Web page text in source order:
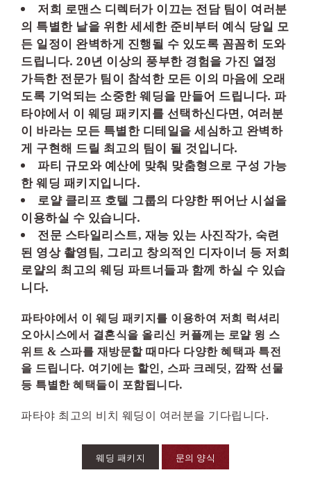
저희 로맨스 디렉터가 이끄는 전담 팀이 여러분
의 특별한 날을 위한 세세한 준비부터 예식 당일 모
든 일정이 완벽하게 진행될 수 있도록 꼼꼼히 도와
드립니다. 20년 이상의 풍부한 경험을 가진 열정
가득한 전문가 팀이 참석한 모든 이의 마음에 오래
도록 기억되는 소중한 웨딩을 만들어 드립니다. 파
타야에서 이 웨딩 패키지를 선택하신다면, 여러분
이 바라는 모든 특별한 디테일을 세심하고 완벽하
게 구현해 드릴 최고의 팀이 될 것입니다.
파티 규모와 예산에 맞춰 맞춤형으로 구성 가능
한 웨딩 패키지입니다.
로얄 클리프 호텔 그룹의 다양한 뛰어난 시설을
이용하실 수 있습니다.
전문 스타일리스트, 재능 있는 사진작가, 숙련
된 영상 촬영팀, 그리고 창의적인 디자이너 등 저희
로얄의 최고의 웨딩 파트너들과 함께 하실 수 있습
니다.
파타야에서 이 웨딩 패키지를 이용하여 저희 럭셔리
오아시스에서 결혼식을 올리신 커플께는 로얄 윙 스
위트 & 스파를 재방문할 때마다 다양한 혜택과 특전
을 드립니다. 여기에는 할인, 스파 크레딧, 깜짝 선물
등 특별한 혜택들이 포함됩니다.
파타야 최고의 비치 웨딩이 여러분을 기다립니다.
웨딩 패키지 문의 양식